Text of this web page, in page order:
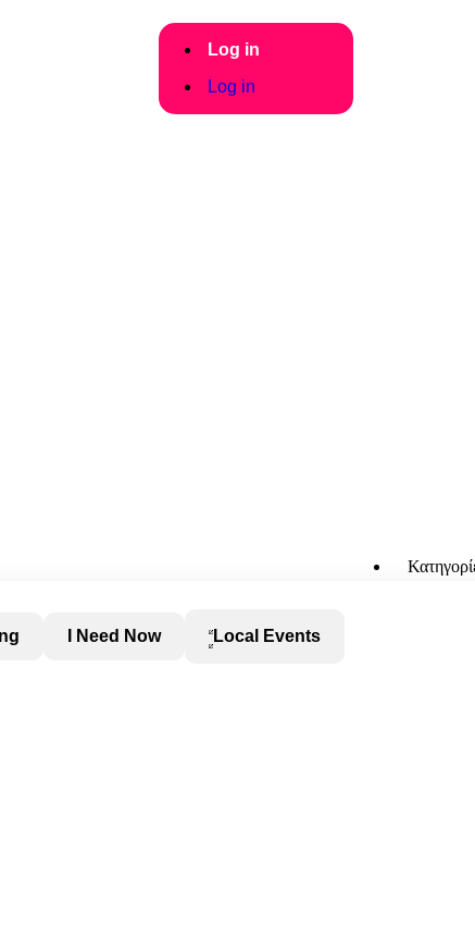
Log in
Log in
device users, explore by touch or with swipe gestures.
I Need Now Local Events